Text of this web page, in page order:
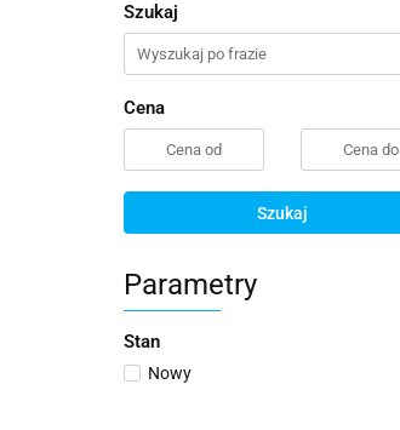
Szukaj
Cena
Szukaj
Parametry
Stan
Nowy